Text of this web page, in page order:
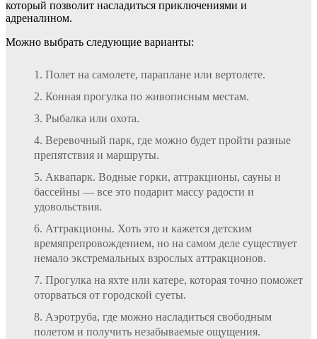
который позволит насладиться приключениями и
адреналином.
Можно выбрать следующие варианты:
Полет на самолете, параплане или вертолете.
Конная прогулка по живописным местам.
Рыбалка или охота.
Веревочный парк, где можно будет пройти разные
препятствия и маршруты.
Аквапарк. Водные горки, аттракционы, сауны и
бассейны — все это подарит массу радости и
удовольствия.
Аттракционы. Хоть это и кажется детским
времяпрепровождением, но на самом деле существует
немало экстремальных взрослых аттракционов.
Прогулка на яхте или катере, которая точно поможет
оторваться от городской суеты.
Аэротруба, где можно насладиться свободным
полетом и получить незабываемые ощущения.